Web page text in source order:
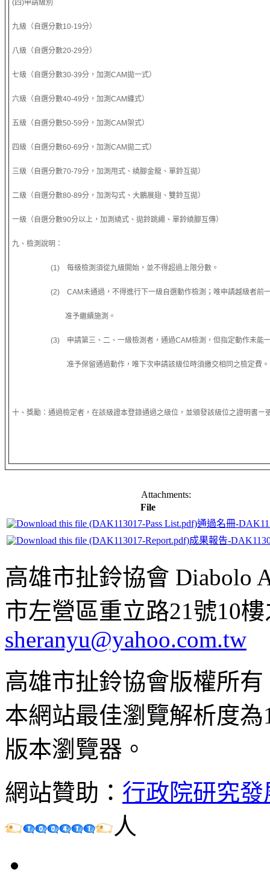
(四)申請級別
九級（自選分數10-19分）
八級（自選分數20-29分）
七級（自選分數30-39分，加測CAM拋一式）
六級（自選分數40-49分，加測CAM纏式）
五級（自選分數50-59分，加測CAM架式）
四級（自選分數60-69分，加測CAM拋二式）
三級（自選分數70-79分，加測甩式、繞腳金龍、單鈴互拋）
二級（自選分數80-89分，加測勾式、大鵬展翅、雙鈴互拋）
一級（自選分數90分以上，加測繞式、拋鈴跳繩、單鈴繞腳互傳）
九、檢測說明：
(1) 每級檢測須從九級開始，並不得超過上限分數。
(2) CAM未通過，不得進行下一級自選動作檢測；唯申請越級者前
准予繼續施測。
(3) 申請第三、二、一級檢測者，通過CAM檢測，但指定動作未能
准予保留通過動作，唯下次申請該級位時須繳交相同之檢定費。
十、獎勵：通過檢定者，在該級證本登錄通過之級位，並頒發該級位之證明書ㄧ
Attachments:
File
通過名冊-
成果報告-
高雄市扯鈴協會 Diabolo
市左營區重立路21號10
sheranyu@yahoo.com.tw
高雄市扯鈴協會版權所
本網站最佳瀏覽解析度
版本瀏覽器。
網站贊助： 行政院研究
人